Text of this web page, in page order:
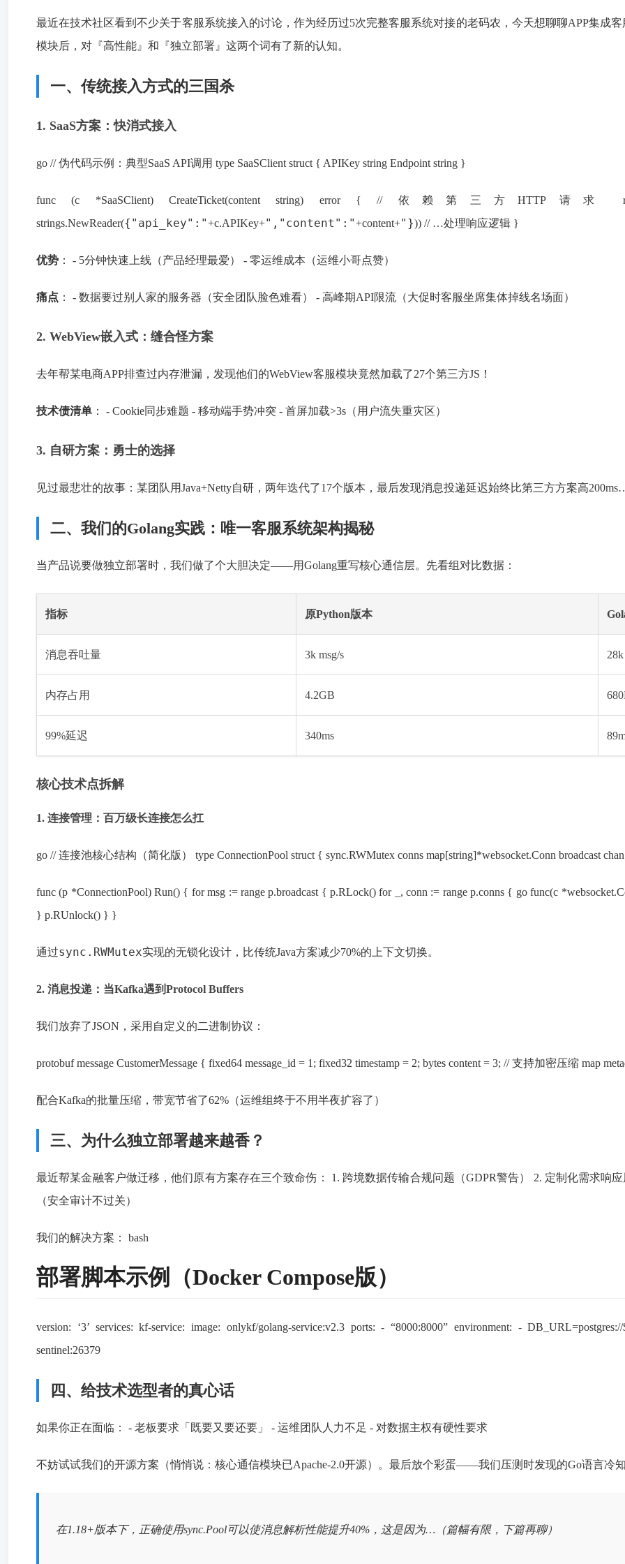
最近在技术社区看到不少关于客服系统接入的讨论，作为经历过5次完整客服系统对接的老码农，今天想聊聊APP集成
模块后，对『高性能』和『独立部署』这两个词有了新的认知。
一、传统接入方式的三国杀
1. SaaS方案：快消式接入
go // 伪代码示例：典型SaaS API调用 type SaaSClient struct { APIKey string Endpoint string }
func (c *SaaSClient) CreateTicket(content string) error { // 依赖第三方HTTP请求 resp,
strings.NewReader({"api_key":"+c.APIKey+","content":"+content+"})) // …处理响应逻辑 }
优势 ： - 5分钟快速上线（产品经理最爱） - 零运维成本（运维小哥点赞）
痛点 ： - 数据要过别人家的服务器（安全团队脸色难看） - 高峰期API限流（大促时客服坐席集体掉线名场面）
2. WebView嵌入式：缝合怪方案
去年帮某电商APP排查过内存泄漏，发现他们的WebView客服模块竟然加载了27个第三方JS！
技术债清单 ： - Cookie同步难题 - 移动端手势冲突 - 首屏加载>3s（用户流失重灾区）
3. 自研方案：勇士的选择
见过最悲壮的故事：某团队用Java+Netty自研，两年迭代了17个版本，最后发现消息投递延迟始终比第三方方案高
二、我们的Golang实践：唯一客服系统架构揭秘
当产品说要做独立部署时，我们做了个大胆决定——用Golang重写核心通信层。先看组对比数据：
指标 原Python版本
消息吞吐量 3k msg/s
内存占用 4.2GB
99%延迟 340ms
核心技术点拆解
1. 连接管理：百万级长连接怎么扛
go // 连接池核心结构（简化版） type ConnectionPool struct { sync.RWMutex conns map[string]*websocket.Conn broadcast
func (p *ConnectionPool) Run() { for msg := range p.broadcast { p.RLock() for _, conn := range p.conns { go func(c
} p.RUnlock() } }
通过sync.RWMutex实现的无锁化设计，比传统Java方案减少70%的上下文切换。
2. 消息投递：当Kafka遇到Protocol Buffers
我们放弃了JSON，采用自定义的二进制协议：
protobuf message CustomerMessage { fixed64 message_id = 1; fixed32 timestamp = 2; bytes content = 3; // 支持加密压缩 map
配合Kafka的批量压缩，带宽节省了62%（运维组终于不用半夜扩容了）
三、为什么独立部署越来越香？
最近帮某金融客户做迁移，他们原有方案存在三个致命伤： 1. 跨境数据传输合规问题（GDPR警告） 2. 定制化需求响
（安全审计不过关）
我们的解决方案： bash
部署脚本示例（Docker Compose版）
version: ‘3’ services: kf-service: image: onlykf/golang-service:v2.3 ports: - “8000:8000” environment: -
sentinel:26379
四、给技术选型者的真心话
如果你正在面临： - 老板要求「既要又要还要」 - 运维团队人力不足 - 对数据主权有硬性要求
不妨试试我们的开源方案（悄悄说：核心通信模块已Apache-2.0开源）。最后放个彩蛋——我们压测时发现的Go语言冷知
在1.18+版本下，正确使用sync.Pool可以使消息解析性能提升40%，这是因为…（篇幅有限，下篇再聊）